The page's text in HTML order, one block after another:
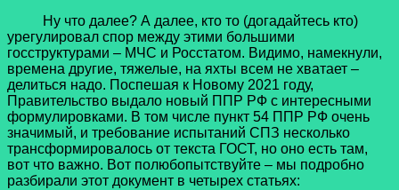
Ну что далее? А далее, кто то (догадайтесь кто)
урегулировал спор между этими большими
госструктурами – МЧС и Росстатом. Видимо, намекнули,
времена другие, тяжелые, на яхты всем не хватает –
делиться надо. Поспешая к Новому 2021 году,
Правительство выдало новый ППР РФ с интересными
формулировками. В том числе пункт 54 ППР РФ очень
значимый, и требование испытаний СПЗ несколько
трансформировалось от текста ГОСТ, но оно есть там,
вот что важно. Вот полюбопытствуйте – мы подробно
разбирали этот документ в четырех статьях: